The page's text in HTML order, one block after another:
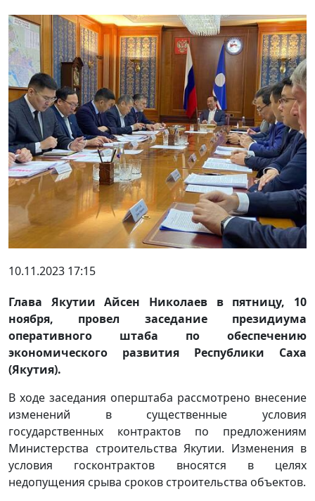
10.11.2023 17:15
Глава Якутии Айсен Николаев в пятницу, 10
ноября, провел заседание президиума
оперативного штаба по обеспечению
экономического развития Республики Саха
(Якутия).
В ходе заседания оперштаба рассмотрено внесение
изменений в существенные условия
государственных контрактов по предложениям
Министерства строительства Якутии. Изменения в
условия госконтрактов вносятся в целях
недопущения срыва сроков строительства объектов.